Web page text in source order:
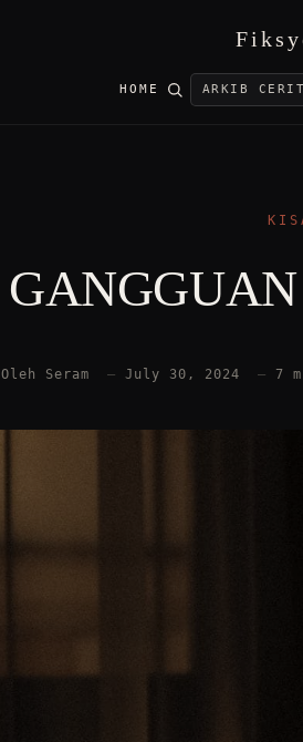
HOME
Oleh Seram — July 30, 2024 — 7